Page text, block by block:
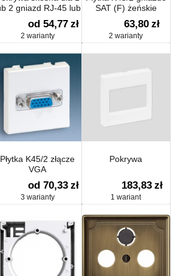
2 gniazd RJ-45 lub
RJ-11/12
od 54,77 zł
2 warianty
SAT (F) żeńskie
63,80 zł
2 warianty
Płytka K45/2 złącze
VGA
od 70,33 zł
3 warianty
Pokrywa
183,83 zł
1 wariant